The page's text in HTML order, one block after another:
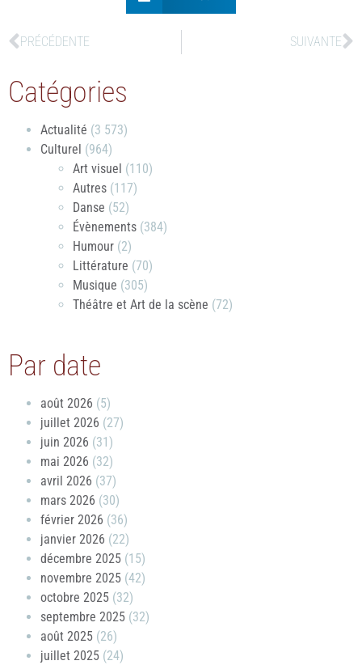
PRÉCÉDENTE SUIVANTE
Catégories
Actualité (3 573)
Culturel (964)
Art visuel (110)
Autres (117)
Danse (52)
Évènements (384)
Humour (2)
Littérature (70)
Musique (305)
Théâtre et Art de la scène (72)
Par date
août 2026 (5)
juillet 2026 (27)
juin 2026 (31)
mai 2026 (32)
avril 2026 (37)
mars 2026 (30)
février 2026 (36)
janvier 2026 (22)
décembre 2025 (15)
novembre 2025 (42)
octobre 2025 (32)
septembre 2025 (32)
août 2025 (26)
juillet 2025 (24)